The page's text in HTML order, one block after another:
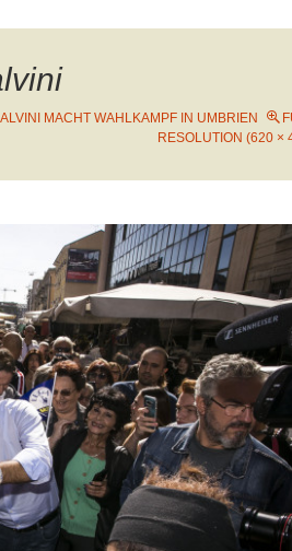
MACHT WAHLKAMPF IN UMBRIEN
RESOLUTION (620 ×